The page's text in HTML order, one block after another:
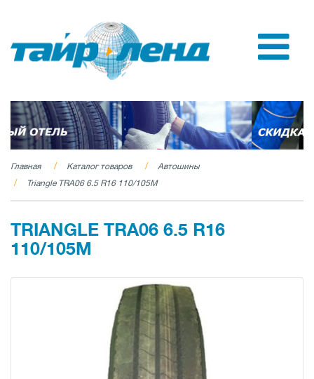
Главная Каталог товаров
Автошины
Triangle TRA06 6.5 R16 110/105M
TRIANGLE TRA06 6.5 R16
110/105M